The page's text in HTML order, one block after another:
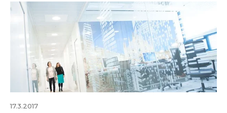
17.3.2017